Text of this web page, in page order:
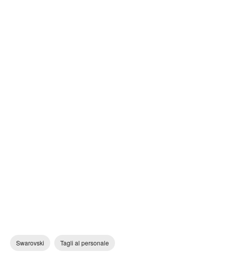
Swarovski Tagli al personale